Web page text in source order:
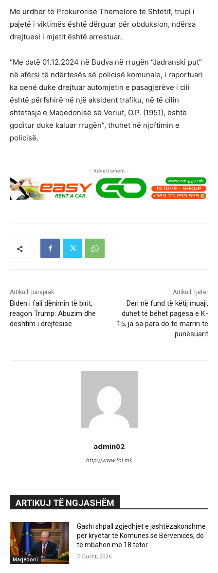
Me urdhër të Prokurorisë Themelore të Shtetit, trupi i
pajetë i viktimës është dërguar për obduksion, ndërsa
drejtuesi i mjetit është arrestuar.
“Me datë 01.12.2024 në Budva në rrugën “Jadranski put”
në afërsi të ndërtesës së policisë komunale, i raportuari
ka qenë duke drejtuar automjetin e pasagjerëve i cili
është përfshirë në një aksident trafiku, në të cilin
shtetasja e Maqedonisë së Veriut, O.P. (1951), është
goditur duke kaluar rrugën”, thuhet në njoftimin e
policisë.
- Advertisment -
Artikulli paraprak
Biden i fali dënimin të birit,
reagon Trump: Abuzim dhe
dështim i drejtësisë
Artikulli tjetër
Deri në fund të këtij muaji,
duhet të bëhet pagesa e K-
15, ja sa para do të marrin të
punësuarit
admin02
http://www.fol.mk
ARTIKUJ TË NGJASHËM
Maqedoni
Gashi shpall zgjedhjet e jashtëzakonshme
për kryetar të Komunës së Bërvenicës, do
të mbahen më 18 tetor
7 Gusht, 2026